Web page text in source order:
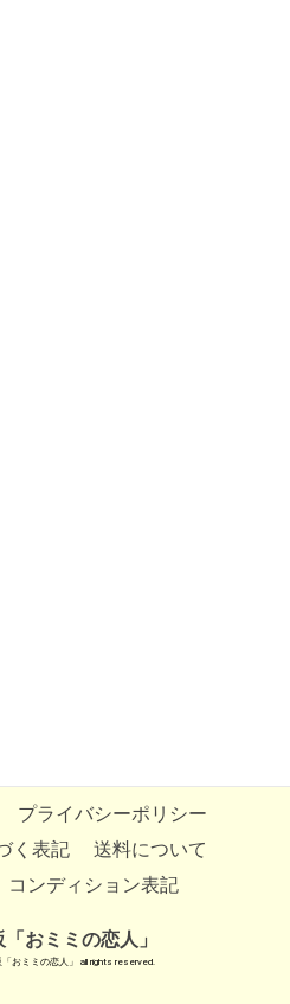
プライバシーポリシー
く表記
送料について
コンディション表記
おミミの恋人」
「おミミの恋人」 all rights reserved.